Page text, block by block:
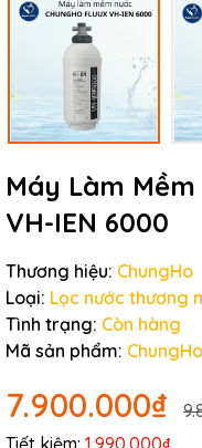
Máy Làm
VH-IEN 6000
Thương hiệu: ChungHo
Loại: Lọc nước thương
Tình trạng: Còn hàng
Mã sản phẩm:
7.900.000₫
Tiết kiệm: 1.990.000₫
Mã giảm giá:
Ngày hết hạn: